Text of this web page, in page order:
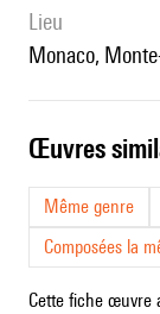
lieu
Monaco,
œuvres
Même genre
Composées la
Cette fiche œuvre